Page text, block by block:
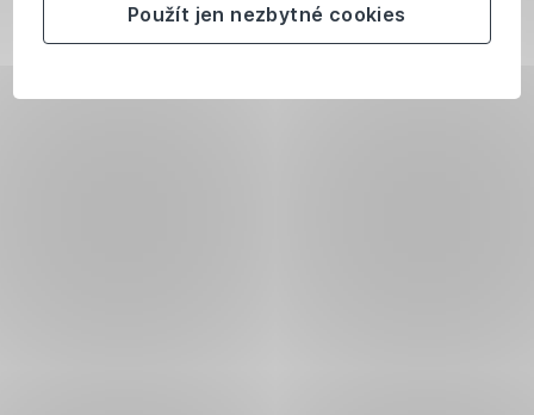
Použít jen nezbytné cookies